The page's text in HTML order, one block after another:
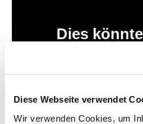
Diese Webseite verwendet
Wir verwenden Cookies, um
Dies